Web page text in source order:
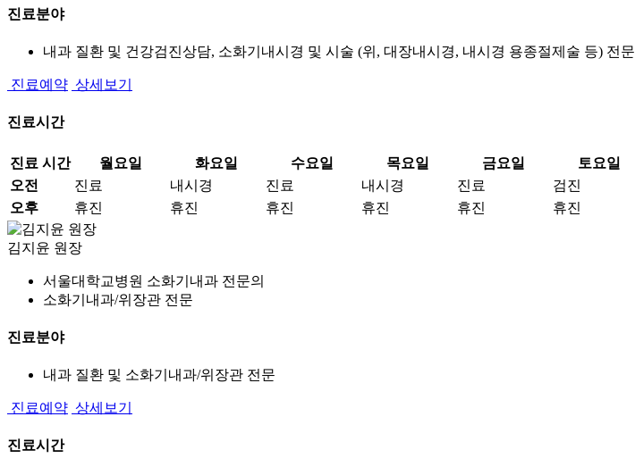
진료분야
내과 질환 및 건강검진상담, 소화기내시경 및 시술 (위, 대장내시경, 내시경 용종절제술 등) 전문
진료예약 상세보기
진료시간
진료 시간 월요일 화요일 수요일 목요일 금요일
토요일
오전
진료 내시경 진료 내시경 진료
검진
오후
휴진 휴진 휴진 휴진 휴진 휴진
김지윤 원장
서울대학교병원 소화기내과 전문의
소화기내과/위장관 전문
진료분야
내과 질환 및 소화기내과/위장관 전문
진료예약 상세보기
진료시간